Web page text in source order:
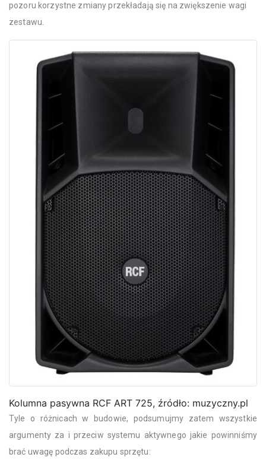
pozoru korzystne zmiany przekładają się na zwiększenie wagi
zestawu.
Kolumna pasywna RCF ART 725, źródło: muzyczny.pl
Tyle o różnicach w budowie, podsumujmy zatem wszystkie
argumenty za i przeciw systemu aktywnego jakie powinniśmy
brać uwagę podczas zakupu sprzętu: